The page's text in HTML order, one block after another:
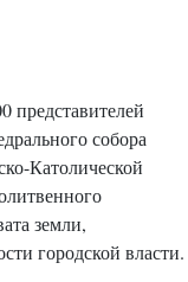
представителей
собора
Католической
земли,
городской власти.